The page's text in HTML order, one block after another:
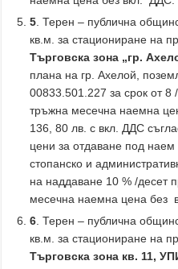
5 . Терен – публична
кв.м. за стациониране на
Търговска зона „гр.
плана на гр. Ахелой,
00833.501.227 за срок от
тръжна месечна наемна
136, 80 лв. с вкл. ДДС
цени за отдаване под
стопанско и
на наддаване 10 % /десет
месечна наемна цена без
6 . Терен – публична
кв.м. за стациониране на
Търговска зона кв. 11,